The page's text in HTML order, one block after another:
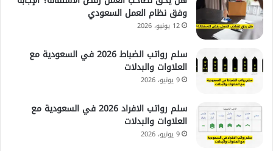
وفق نظام العمل السعودي
12 يونيو، 2026
سلم رواتب الضباط 2026 في السعودية مع
العلاوات والبدلات
9 يونيو، 2026
سلم رواتب الافراد 2026 في السعودية مع
العلاوات والبدلات
9 يونيو، 2026